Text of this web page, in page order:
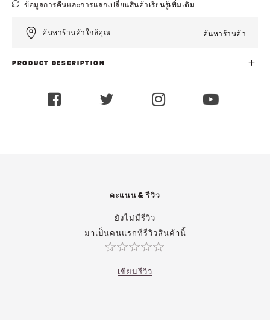
ข้อมูลการคืนและการแลกเปลี่ยนสินค้า เรียนรู้เพิ่มเติม
ค้นหาร้านค้าใกล้คุณ ค้นหาร้านค้า
PRODUCT DESCRIPTION
คะแนน & รีวิว
ยังไม่มีรีวิว
มาเป็นคนแรกที่รีวิวสินค้านี้
เขียนรีวิว